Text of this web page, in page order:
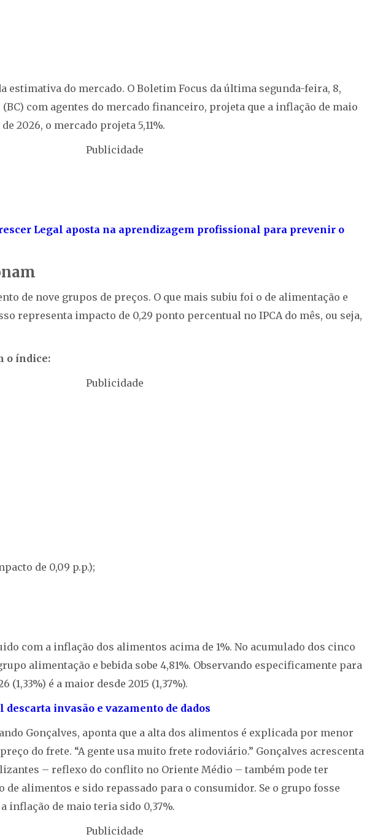
estimativa do mercado. O Boletim Focus da última segunda-feira, 8,
com agentes do mercado financeiro, projeta que a inflação de maio
2026, o mercado projeta 5,11%.
Publicidade
Legal aposta na aprendizagem profissional para prevenir o
de nove grupos de preços. O que mais subiu foi o de alimentação e
representa impacto de 0,29 ponto percentual no IPCA do mês, ou seja,
o índice:
Publicidade
de 0,09 p.p.);
com a inflação dos alimentos acima de 1%. No acumulado dos cinco
alimentação e bebida sobe 4,81%. Observando especificamente para
(1,33%) é a maior desde 2015 (1,37%).
descarta invasão e vazamento de dados
Gonçalves, aponta que a alta dos alimentos é explicada por menor
do frete. “A gente usa muito frete rodoviário.” Gonçalves acrescenta
– reflexo do conflito no Oriente Médio – também pode ter
de alimentos e sido repassado para o consumidor. Se o grupo fosse
inflação de maio teria sido 0,37%.
Publicidade